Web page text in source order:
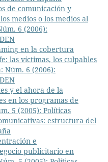
de comunicación y
medios o los medios al
6 (2006):
en la cobertura
las víctimas, los culpables
Núm. 6 (2006):
y el ahora de la
en los programas de
5 (2005): Políticas
estructura del
e
publicitario en